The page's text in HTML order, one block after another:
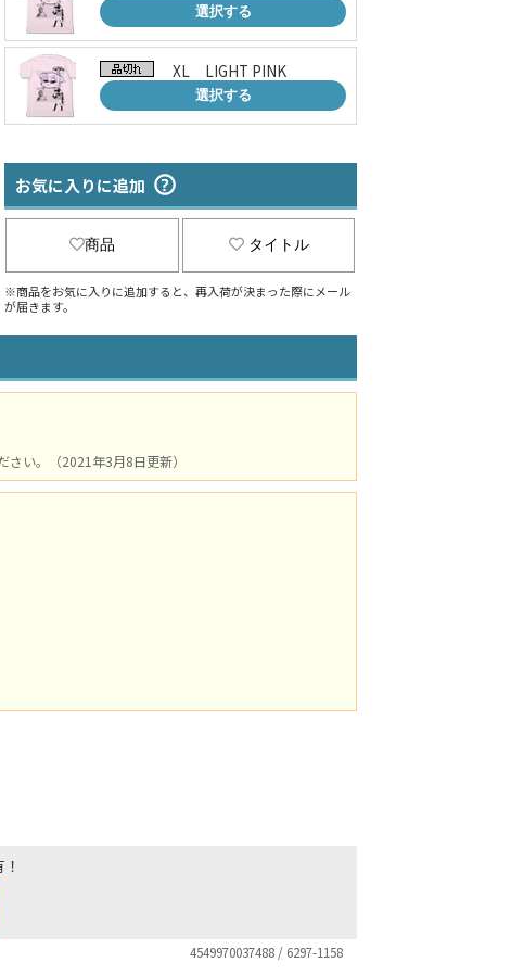
選択する
XL LIGHT PINK
選択する
お気に入りに追加
商品 タイトル
※商品をお気に入りに追加すると、再入荷が決まった際にメール
が届きます。
い。（2021年3月8日更新）
4549970037488 / 6297-1158